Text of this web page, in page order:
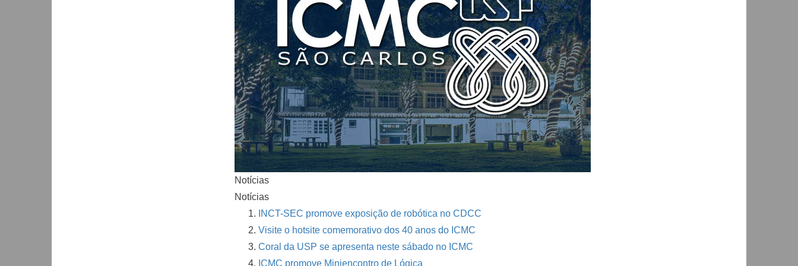
Notícias
Notícias
INCT-SEC promove exposição de robótica no CDCC
Visite o hotsite comemorativo dos 40 anos do ICMC
Coral da USP se apresenta neste sábado no ICMC
ICMC promove Miniencontro de Lógica